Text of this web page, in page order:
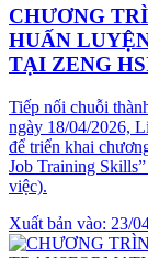
CHƯƠNG
HUẤN
TẠI ZENG
Tiếp nối chuỗi
ngày 18/04/2026,
để triển khai
Job Training
việc).
Xuất bản vào: 23/